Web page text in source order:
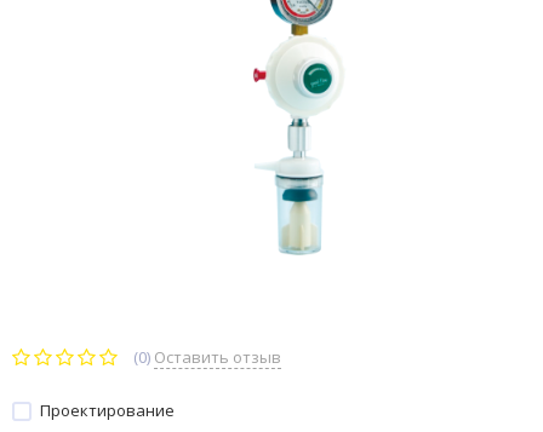
(0) Оставить отзыв
Проектирование